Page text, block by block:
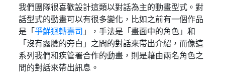
我們團隊很喜歡設計這類以對話為主的動畫型式。對
話型式的動畫可以有很多變化，比如之前有一個作品
是「 爭鮮迴轉壽司 」，手法是「畫面中的角色」和
「沒有露臉的旁白」之間的對話來帶出介紹，而像這
系列我們和疾管署合作的動畫，則是藉由兩名角色之
間的對話來帶出訊息。